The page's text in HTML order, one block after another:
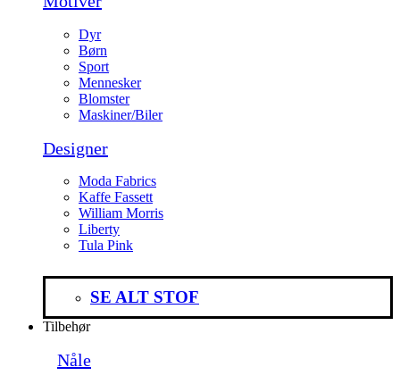
Dyr
Børn
Sport
Mennesker
Blomster
Maskiner/Biler
Designer
Moda Fabrics
Kaffe Fassett
William Morris
Liberty
Tula Pink
SE ALT STOF
Tilbehør
Nåle